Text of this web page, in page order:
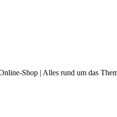
Shop | Alles rund um das